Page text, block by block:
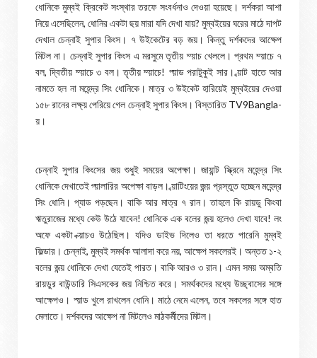
ধোনিকে মুম্বই ক্রিকেট সংস্থার তরফে সংবর্ধনাও দেওয়া হয়েছে। দর্শকরা আশা
নিয়ে এসেছিলেন, ধোনির একটা ছয় মারা যদি দেখা যায়? মুম্বইয়ের ঘরের মাঠে দাপট
দেখাল চেন্নাই সুপার কিংস। ৭ উইকেটের বড় জয়। কিন্তু দর্শকদের আক্ষেপ
মিটল না। চেন্নাই সুপার কিংস এ মরসুমে তৃতীয় ম্য়াচ খেললে। প্রথম ম্য়াচে ৭
বল, দ্বিতীয় ম্য়াচে ৩ বল। তৃতীয় ম্য়াচে! প্য়াড পরাটুকুই সার। ব্য়াট হাতে আর
নামতে হল না মহেন্দ্র সিং ধোনিকে। মাত্র ৩ উইকেট হারিয়েই মুম্বইয়ের দেওয়া
১৫৮ রানের লক্ষ্য় পেরিয়ে গেল চেন্নাই সুপার কিংস। বিস্তারিত TV9Bangla-
য়।
চেন্নাই সুপার কিংসের জয় শুধুই সময়ের অপেক্ষা। জায়ান্ট স্ক্রিনে মহেন্দ্র সিং
ধোনিকে দেখাতেই গ্য়ালারির অপেক্ষা বাড়ল। ব্য়াটিংয়ের জন্য় প্রস্তুত হচ্ছেন মহেন্দ্র
সিং ধোনি। প্যাড পড়ছেন। বাকি আর মাত্র ৭ রান। তাহলে কি রায়ডু কিংবা
ঋতুরাজের মধ্যে কেউ উঠে যাবেন! ধোনিকে এক বলের জন্য় হলেও দেখা যাবে! লং
অফে একটা ক্য়াচও উঠেছিল। যদিও ডাইভ দিলেও তা ধরতে পারেনি মুম্বই
ফিল্ডার। চেন্নাই, মুম্বই সমর্থক আলাদা করে নয়, আক্ষেপ সকলেরই। অন্তত ১-২
বলের জন্য় ধোনিকে দেখা যেতেই পারত। বাকি আরও ৩ রান। এমন সময় অম্বতি
রায়ডুর বাউন্ডারি সিএসকের জয় নিশ্চিত করে। সমর্থকদের মধ্যে উচ্ছ্বাসের সঙ্গে
আক্ষেপও। প্য়াড খুলে রাখলেন ধোনি। মাঠে নেমে এলেন, তবে সকলের সঙ্গে হাত
মেলাতে। দর্শকদের আক্ষেপ না মিটলেও মাঠকর্মীদের মিটল।